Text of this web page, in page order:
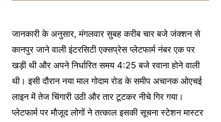
जानकारी के अनुसार, मंगलवार सुबह करीब चार बजे जंक्शन से
कानपुर जाने वाली इंटरसिटी एक्सप्रेस प्लेटफार्म नंबर एक पर
खड़ी थी और अपने निर्धारित समय 4:25 बजे रवाना होने वाली
थी। इसी दौरान नया माल गोदाम रोड के समीप अचानक ओएचई
लाइन में तेज चिंगारी उठी और तार टूटकर नीचे गिर गया।
प्लेटफार्म पर मौजूद लोगों ने तत्काल इसकी सूचना स्टेशन मास्टर